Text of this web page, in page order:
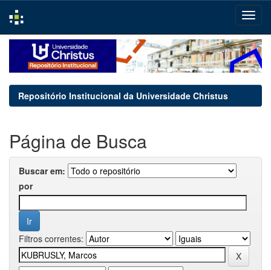
navigation
Repositório Institucional da Universidade Christus
Página de Busca
Buscar em:
por
Filtros correntes: